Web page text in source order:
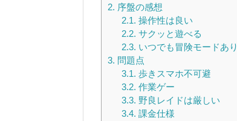
2. 序盤の感想
2.1. 操作性は良い
2.2. サクッと遊べる
2.3. いつでも冒険モードあり
3. 問題点
3.1. 歩きスマホ不可避
3.2. 作業ゲー
3.3. 野良レイドは厳しい
3.4. 課金仕様